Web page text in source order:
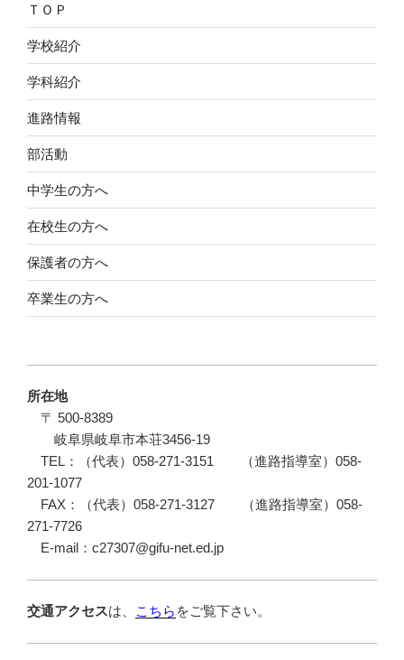
ＴＯＰ
学校紹介
学科紹介
進路情報
部活動
中学生の方へ
在校生の方へ
保護者の方へ
卒業生の方へ
所在地
〒 500-8389
岐阜県岐阜市本荘3456-19
TEL：（代表）058-271-3151 （進路指導室）058-
201-1077
FAX：（代表）058-271-3127 （進路指導室）058-
271-7726
E-mail：c27307@gifu-net.ed.jp
交通アクセスは、 こちら をご覧下さい。